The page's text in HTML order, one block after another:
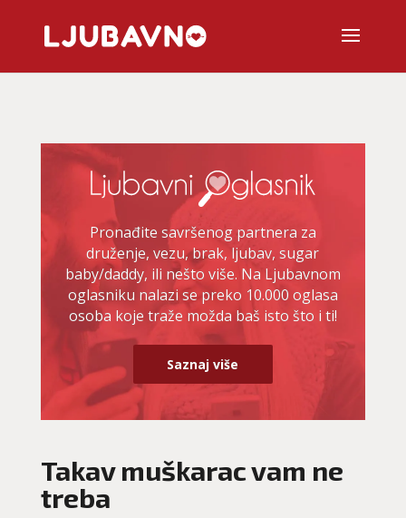
Pronađite savršenog partnera za
druženje, vezu, brak, ljubav, sugar
baby/daddy, ili nešto više. Na Ljubavnom
oglasniku nalazi se preko 10.000 oglasa
osoba koje traže možda baš isto što i ti!
Saznaj više
Takav muškarac vam ne
treba